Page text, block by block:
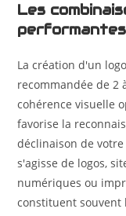
Les
La création d'un
recommandée de 2
cohérence visuelle
favorise la
déclinaison de
s'agisse de logos,
numériques ou
constituent souvent